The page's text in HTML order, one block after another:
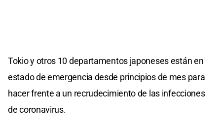
Tokio y otros 10 departamentos japoneses están en
estado de emergencia desde principios de mes para
hacer frente a un recrudecimiento de las infecciones
de coronavirus.